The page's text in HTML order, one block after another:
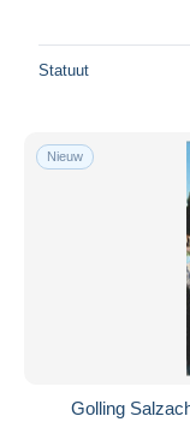
Statuut
Nieuw
Golling